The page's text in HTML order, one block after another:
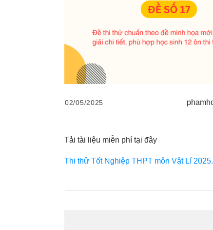
02/05/2025
Tải tài liệu miễn phí tại đây
Thi thử Tốt Nghiệp THPT môn Vật Lí